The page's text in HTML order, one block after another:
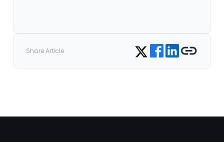
Share Article Share on Twitter
Share on Facebook
Share on LinkedIn
Copy link